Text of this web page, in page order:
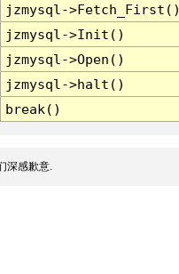
jzmysql-
jzmysql->Init()
jzmysql->Open()
jzmysql->halt()
break()
深感歉意.